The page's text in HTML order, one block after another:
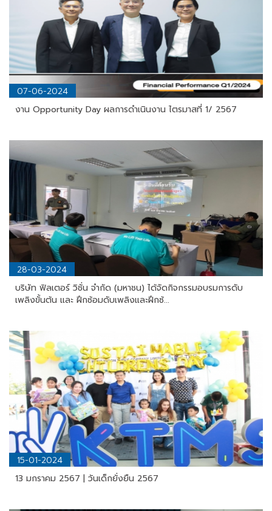
07-06-2024
งาน Opportunity Day ผลการดำเนินงาน ไตรมาสที่ 1/ 2567
28-03-2024
บริษัท ฟิลเตอร์ วิชั่น จำกัด (มหาชน) ได้จัดกิจกรรมอบรมการดับ
เพลิงขั้นต้น และ ฝึกซ้อมดับเพลิงและฝึกซ้...
15-01-2024
13 มกราคม 2567 | วันเด็กยั่งยืน 2567